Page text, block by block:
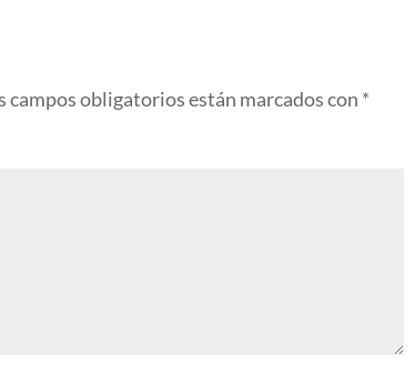
campos obligatorios están marcados con *